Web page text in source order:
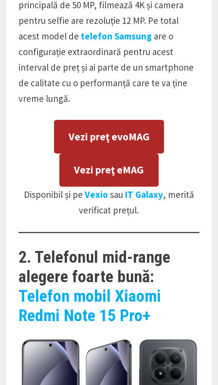
principală de 50 MP, filmează 4K și camera
pentru selfie are rezoluție 12 MP. Pe total
acest model de telefon Samsung are o
configurație extraordinară pentru acest
interval de preț și ai parte de un smartphone
de calitate cu o performanță care te va ține
vreme lungă.
Vezi preţ evoMAG
Vezi preţ eMAG
Disponibil și pe Vexio sau IT Galaxy, merită
verificat prețul.
2. Telefonul mid-range
alegere foarte bună:
Telefon mobil Xiaomi
Redmi Note 15 Pro+